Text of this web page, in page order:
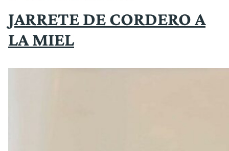
JARRETE DE CORDERO A
LA MIEL